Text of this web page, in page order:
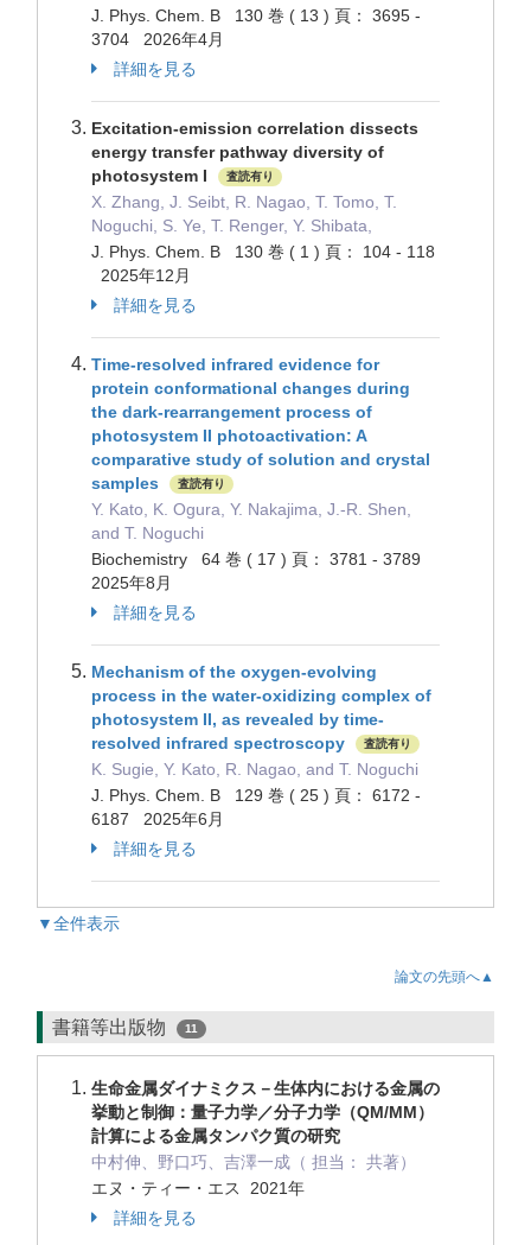
J. Phys. Chem. B 130 巻 ( 13 ) 頁： 3695 -
3704 2026年4月
詳細を見る
Excitation-emission correlation dissects
energy transfer pathway diversity of
photosystem I
査読有り
X. Zhang, J. Seibt, R. Nagao, T. Tomo, T.
Noguchi, S. Ye, T. Renger, Y. Shibata,
J. Phys. Chem. B 130 巻 ( 1 ) 頁： 104 - 118
2025年12月
詳細を見る
Time-resolved infrared evidence for
protein conformational changes during
the dark-rearrangement process of
photosystem II photoactivation: A
comparative study of solution and crystal
samples
査読有り
Y. Kato, K. Ogura, Y. Nakajima, J.-R. Shen,
and T. Noguchi
Biochemistry 64 巻 ( 17 ) 頁： 3781 - 3789
2025年8月
詳細を見る
Mechanism of the oxygen-evolving
process in the water-oxidizing complex of
photosystem II, as revealed by time-
resolved infrared spectroscopy
査読有り
K. Sugie, Y. Kato, R. Nagao, and T. Noguchi
J. Phys. Chem. B 129 巻 ( 25 ) 頁： 6172 -
6187 2025年6月
詳細を見る
▼全件表示
論文の先頭へ▲
書籍等出版物 11
生命金属ダイナミクス－生体内における金属の
挙動と制御：量子力学／分子力学（QM/MM）
計算による金属タンパク質の研究
中村伸、野口巧、吉澤一成（ 担当： 共著）
エヌ・ティー・エス 2021年
詳細を見る